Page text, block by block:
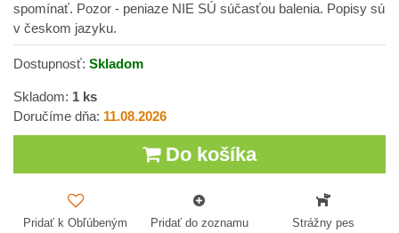
spomínať. Pozor - peniaze NIE SÚ súčasťou balenia. Popisy sú
v českom jazyku.
Dostupnosť: Skladom
Skladom: 1 ks
Doručíme dňa: 11.08.2026
Do košíka
Pridať k Obľúbeným Pridať do zoznamu Strážny pes